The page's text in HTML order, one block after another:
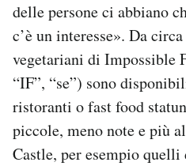
delle persone ci abbiano
c’è un interesse». Da
vegetariani di Impossible
“IF”, “se”) sono
ristoranti o fast food
piccole, meno note e più
Castle, per esempio